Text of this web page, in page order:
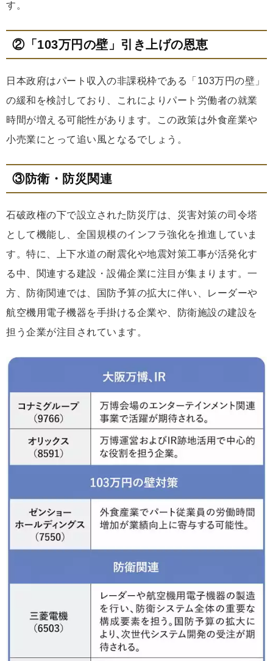
す。
②「103万円の壁」引き上げの恩恵
日本政府はパート収入の非課税枠である「103万円の壁」
の緩和を検討しており、これによりパート労働者の就業
時間が増える可能性があります。この政策は外食産業や
小売業にとって追い風となるでしょう。
③防衛・防災関連
石破政権の下で設立された防災庁は、災害対策の司令塔
として機能し、全国規模のインフラ強化を推進していま
す。特に、上下水道の耐震化や地震対策工事が活発化す
る中、関連する建設・設備企業に注目が集まります。一
方、防衛関連では、国防予算の拡大に伴い、レーダーや
航空機用電子機器を手掛ける企業や、防衛施設の建設を
担う企業が注目されています。